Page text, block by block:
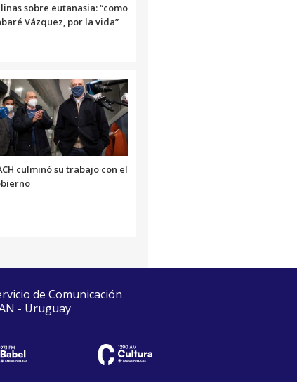
sobre eutanasia: “como
Vázquez, por la vida”
culminó su trabajo con el
de Comunicación
- Uruguay